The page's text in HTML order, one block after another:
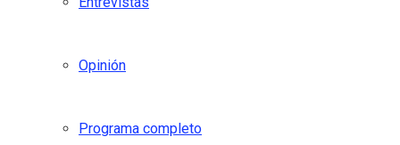
Opinión
Programa completo